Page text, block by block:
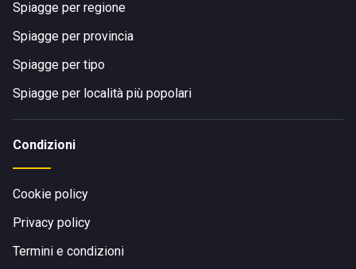
Spiagge per regione
Spiagge per provincia
Spiagge per tipo
Spiagge per località più popolari
Condizioni
Cookie policy
Privacy policy
Termini e condizioni